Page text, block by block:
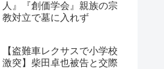
人』『創価学会』親族の宗
教対立で墓に入れず
【盗難車レクサスで小学校
激突】柴田卓也被告と交際